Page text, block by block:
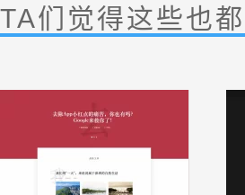
TA们觉得这些也都